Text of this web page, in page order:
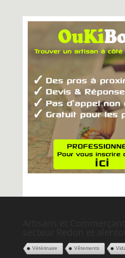
Vétérinaire Vêtements